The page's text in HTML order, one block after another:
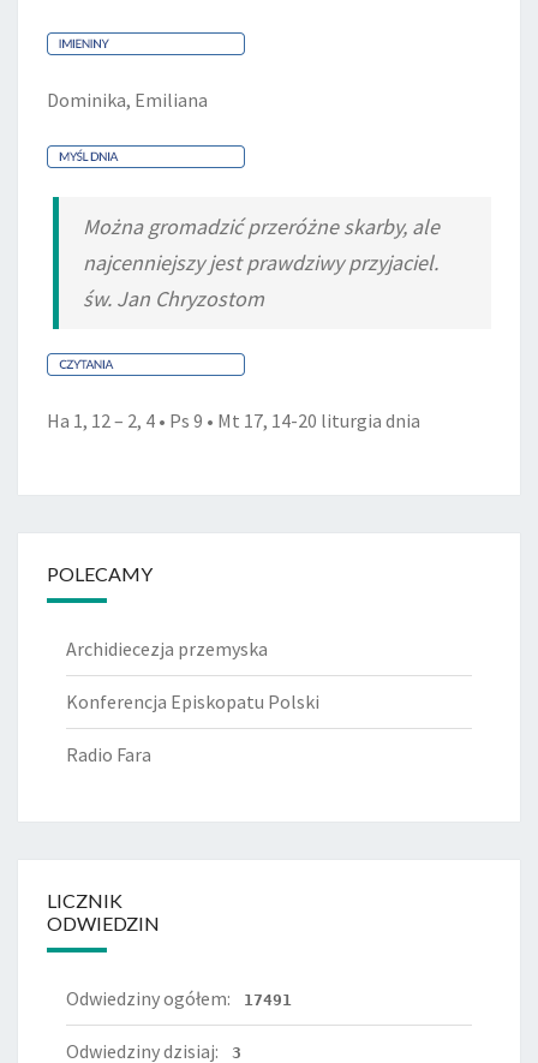
Dominika, Emiliana
Można gromadzić przeróżne skarby, ale
najcenniejszy jest prawdziwy przyjaciel.
św. Jan Chryzostom
Ha 1, 12 – 2, 4 • Ps 9 • Mt 17, 14-20 liturgia dnia
POLECAMY
Archidiecezja przemyska
Konferencja Episkopatu Polski
Radio Fara
LICZNIK
ODWIEDZIN
Odwiedziny ogółem: 17491
Odwiedziny dzisiaj: 3